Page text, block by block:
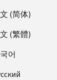
(简体)
(繁體)
어